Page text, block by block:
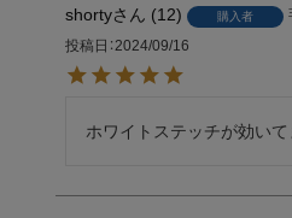
shorty 12 購入者
投稿日 2024/09/16
ホワイトステッチが効いて